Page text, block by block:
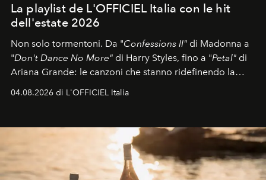
La playlist de L'OFFICIEL Italia con le hit
dell'estate 2026
Non solo tormentoni. Da "Confessions II" di Madonna a
"Don't Dance No More" di Harry Styles, fino a "Petal" di
Ariana Grande: le canzoni che stanno ridefinendo la
04.08.2026 di L'OFFICIEL Italia